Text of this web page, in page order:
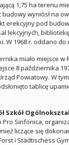
1,75 ha terenu
wyniósł na
erekcyjny pod
lekcyjnych,
1968 r. oddano do
miało miejsce
8 października
Powiatowy. W
tablicę
Szkół
Pro Sinfonica,
liczące się
i Städtischess